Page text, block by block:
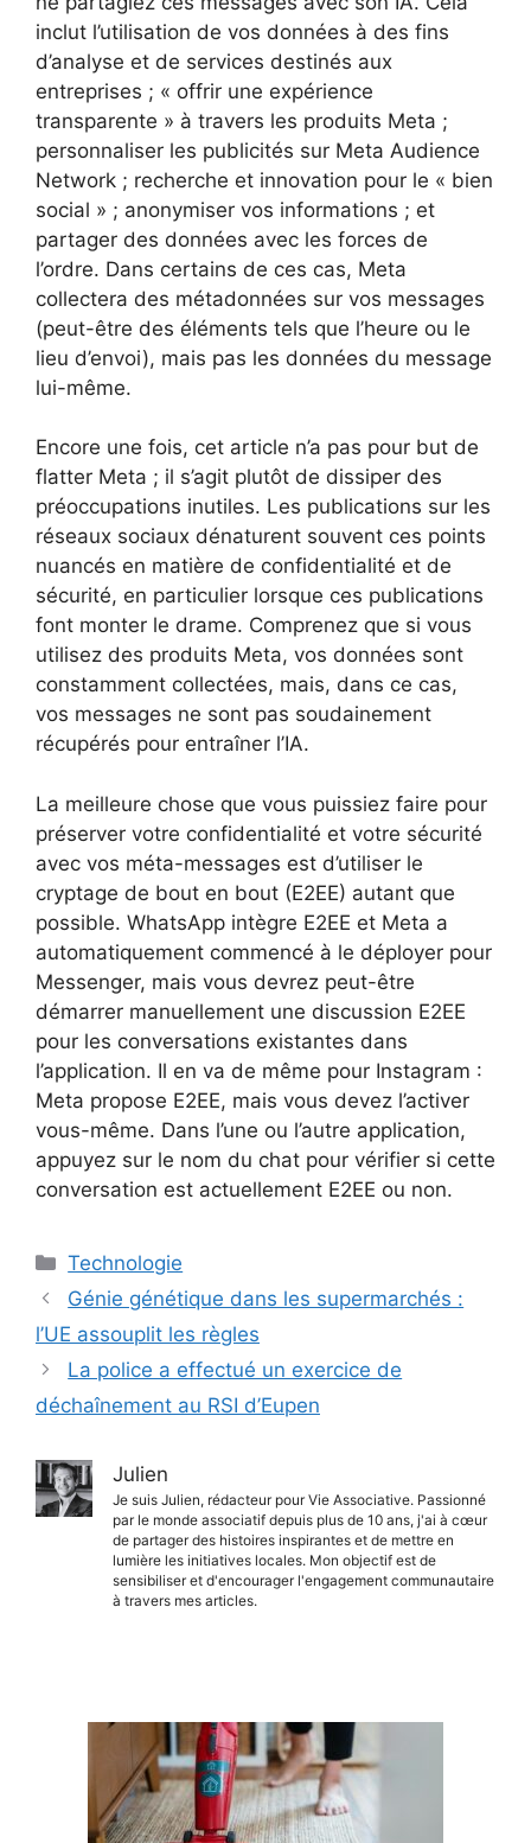
inclut l’utilisation de vos données à des fins
d’analyse et de services destinés aux
entreprises ; « offrir une expérience
transparente » à travers les produits Meta ;
personnaliser les publicités sur Meta Audience
Network ; recherche et innovation pour le « bien
social » ; anonymiser vos informations ; et
partager des données avec les forces de
l’ordre. Dans certains de ces cas, Meta
collectera des métadonnées sur vos messages
(peut-être des éléments tels que l’heure ou le
lieu d’envoi), mais pas les données du message
lui-même.
Encore une fois, cet article n’a pas pour but de
flatter Meta ; il s’agit plutôt de dissiper des
préoccupations inutiles. Les publications sur les
réseaux sociaux dénaturent souvent ces points
nuancés en matière de confidentialité et de
sécurité, en particulier lorsque ces publications
font monter le drame. Comprenez que si vous
utilisez des produits Meta, vos données sont
constamment collectées, mais, dans ce cas,
vos messages ne sont pas soudainement
récupérés pour entraîner l’IA.
La meilleure chose que vous puissiez faire pour
préserver votre confidentialité et votre sécurité
avec vos méta-messages est d’utiliser le
cryptage de bout en bout (E2EE) autant que
possible. WhatsApp intègre E2EE et Meta a
automatiquement commencé à le déployer pour
Messenger, mais vous devrez peut-être
démarrer manuellement une discussion E2EE
pour les conversations existantes dans
l’application. Il en va de même pour Instagram :
Meta propose E2EE, mais vous devez l’activer
vous-même. Dans l’une ou l’autre application,
appuyez sur le nom du chat pour vérifier si cette
conversation est actuellement E2EE ou non.
Catégories
Technologie
Génie génétique dans les supermarchés :
l’UE assouplit les règles
La police a effectué un exercice de
déchaînement au RSI d’Eupen
Julien
Je suis Julien, rédacteur pour Vie Associative. Passionné
par le monde associatif depuis plus de 10 ans, j'ai à cœur
de partager des histoires inspirantes et de mettre en
lumière les initiatives locales. Mon objectif est de
sensibiliser et d'encourager l'engagement communautaire
à travers mes articles.